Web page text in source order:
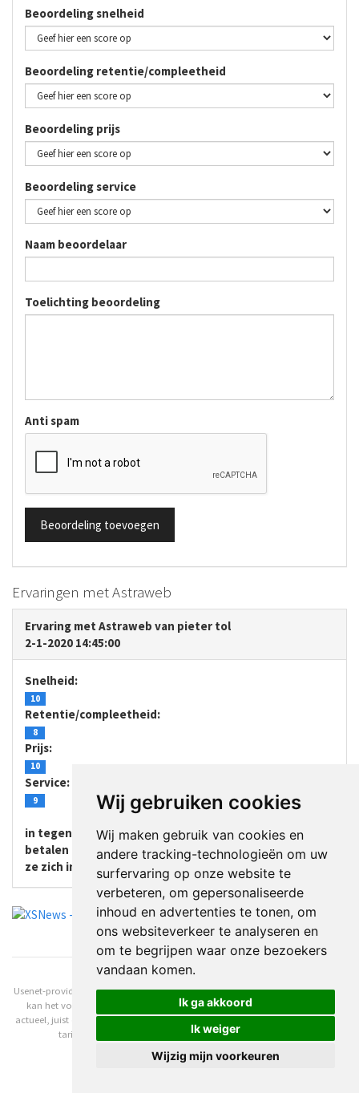
Wij gebruiken cookies
Wij maken gebruik van cookies en
andere tracking-technologieën om uw
surfervaring op onze website te
verbeteren, om gepersonaliseerde
inhoud en advertenties te tonen, om
ons websiteverkeer te analyseren en
om te begrijpen waar onze bezoekers
vandaan komen.
Ik ga akkoord
Ik weiger
Wijzig mijn voorkeuren
Beoordeling snelheid
Beoordeling retentie/compleetheid
Beoordeling prijs
Beoordeling service
Naam beoordelaar
Toelichting beoordeling
Anti spam
Ervaringen met Astraweb
Ervaring met Astraweb van pieter tol
2-1-2020 14:45:00
Snelheid:
10
Retentie/compleetheid:
8
Prijs:
10
Service:
9
in tegenstelling tot wat hier staat kan je niet met Ideal
betalen (2 jan. 2020). alleen met creditcard. zo snijden
ze zich in hun eigen vlees.
Advertentie
Usenet-providers.nl is met de grootst mogelijke zorgvuldigheid opgezet, toch
kan het voorkomen dat niet alle informatie die u zoekt op dat moment
actueel, juist en/of volledig is. Aan de informatie op deze website, inclusief de
tarief-informatie, kunnen geen rechten worden ontleend.
Update cookies preferences
</Usenet-Providers.NL>